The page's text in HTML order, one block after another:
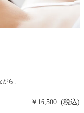
ら、
￥16,500 (税込)